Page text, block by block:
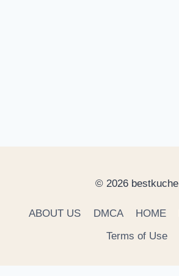
© 2026 bestkuche
ABOUT US DMCA HOME
Terms of Use